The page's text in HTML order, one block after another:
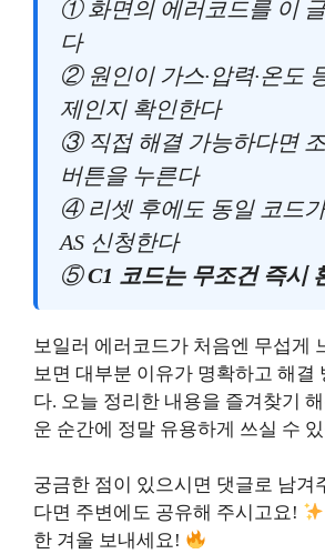
① 화면의 에러코드를 이
다
② 원인이 가스·압력·온도
제인지 확인한다
③ 직접 해결 가능하다면
버튼을 누른다
④ 리셋 후에도 동일 코드
AS 신청한다
⑤C1 코드는 무조건 즉시
보일러 에러코드가 처음엔 무섭게
보면 대부분 이유가 명확하고 해결
다. 오늘 정리한 내용을 즐겨찾기
운 순간에 정말 유용하게 쓰실 수
궁금한 점이 있으시면 댓글로 남겨
다면 주변에도 공유해 주시고요!
한 겨울 보내세요!